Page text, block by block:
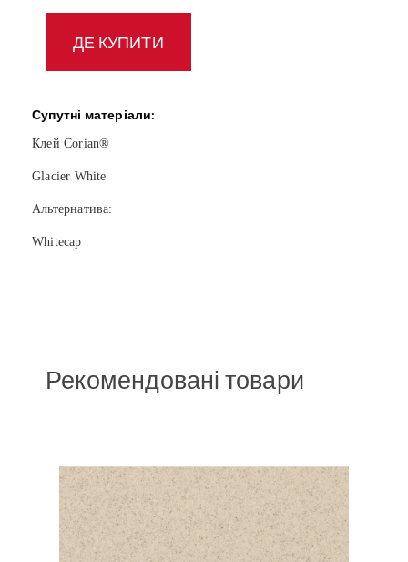
ДЕ КУПИТИ
Супутні матеріали:
Клей Corian®
Glacier White
Альтернатива:
Whitecap
Рекомендовані товари